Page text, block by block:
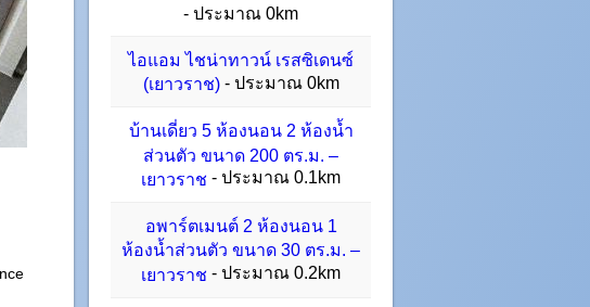
- ประมาณ 0km
ไอแอม ไชน่าทาวน์ เรสซิเดนซ์
(เยาวราช)- ประมาณ 0km
บ้านเดี่ยว 5 ห้องนอน 2 ห้องน้ำ
ส่วนตัว ขนาด 200 ตร.ม. –
เยาวราช - ประมาณ 0.1km
อพาร์ตเมนต์ 2 ห้องนอน 1
ห้องน้ำส่วนตัว ขนาด 30 ตร.ม. –
เยาวราช - ประมาณ 0.2km